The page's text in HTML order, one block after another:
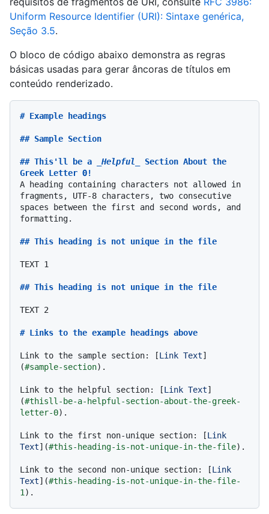
Uniform Resource Identifier (URI): Sintaxe genérica,
Seção 3.5.
O bloco de código abaixo demonstra as regras
básicas usadas para gerar âncoras de títulos em
conteúdo renderizado.
# Example headings
## Sample Section
## This'll be a _Helpful_
Section About the
Greek Letter Θ!
A heading containing characters not allowed in
fragments, UTF-8 characters, two consecutive
spaces between the first and second words, and
formatting.
## This heading is not unique in the file
TEXT 1
## This heading is not unique in the file
TEXT 2
# Links to the example headings above
Link to the sample section: [Link Text]
(#sample-section).
Link to the helpful section: [Link Text]
(#thisll-be-a-helpful-section-about-the-greek-
letter-Θ).
Link to the first non-unique section: [Link
Text](#this-heading-is-not-unique-in-the-file).
Link to the second non-unique section: [Link
Text](#this-heading-is-not-unique-in-the-file-
1